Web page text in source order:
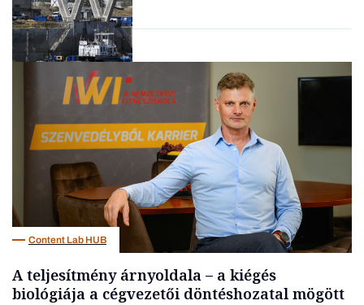
Content Lab HUB
A teljesítmény árnyoldala – a kiégés
biológiája a cégvezetői döntéshozatal mögött